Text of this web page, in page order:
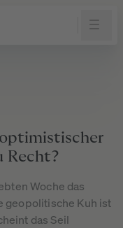
Recht?
Woche das
geopolitische Kuh ist
das Seil